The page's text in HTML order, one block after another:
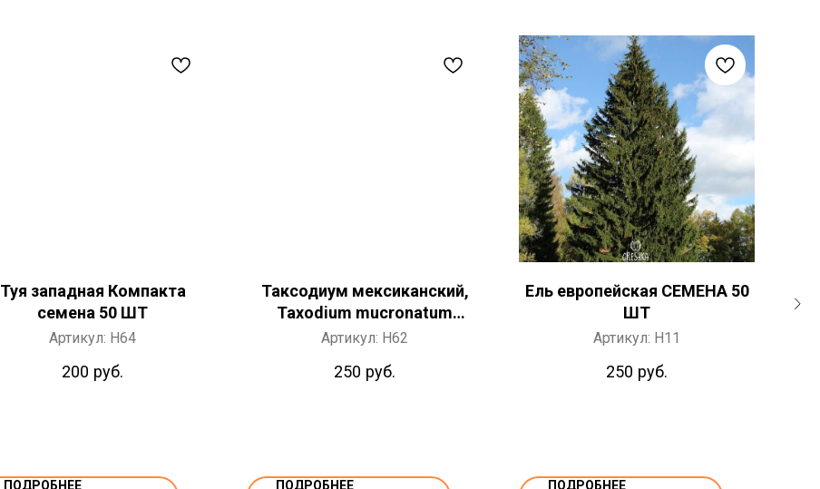
Туя западная Компакта
семена 50 ШТ
Артикул: H64
200 руб.
ПОДРОБНЕЕ
Таксодиум мексиканский,
Taxodium mucronatum
семена 20 ШТ
Артикул: H62
250 руб.
ПОДРОБНЕЕ
Ель европейская СЕМЕНА 50
ШТ
Артикул: H11
250 руб.
ПОДРОБНЕЕ